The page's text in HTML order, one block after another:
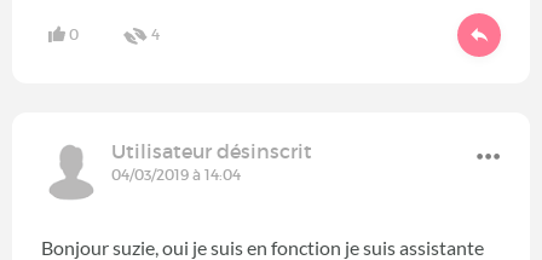
0 4
Utilisateur désinscrit
04/03/2019 à 14:04
Bonjour suzie, oui je suis en fonction je suis assistante